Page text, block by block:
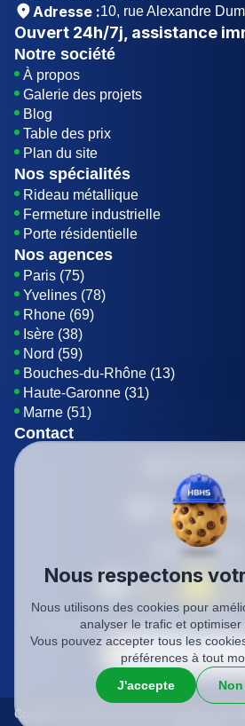
Adresse :10, rue Alexandre
Ouvert 24h/7j , assistance
Notre société
À propos
Galerie des projets
Blog
Table des prix
Plan du site
Nos spécialités
Rideau métallique
Fermeture industrielle
Porte résidentielle
Nos agences
Paris (75)
Yvelines (78)
Rhone (69)
Isère (38)
Nord (59)
Bouches-du-Rhône (13)
Haute-Garonne (31)
Marne (51)
Contact
Envoyer un E-
Être rappelé
SIREN:
Charte qualité Mentions légales Politique
Copyright © 2026 Tous droits réservés par
Nous respectons
Nous utilisons des cookies pour
analyser le trafic et optimiser
Vous pouvez accepter tous les
préférences à tout
J'accepte